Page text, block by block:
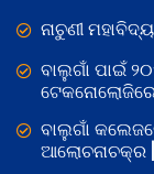
ନାଚୁଣୀ
ବାଲୁଗାଁ ପାଇଁ
ଟେକନୋଲୋଜିରେ
ବାଲୁଗାଁ
ଆଲୋଚନାଚକ୍ର |